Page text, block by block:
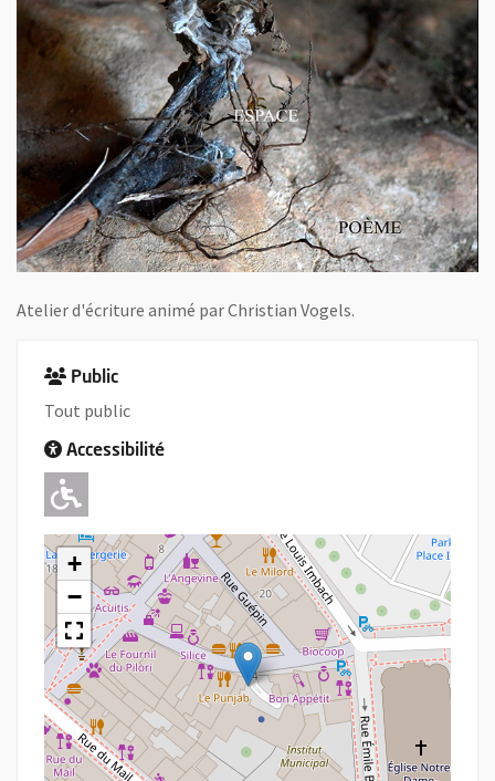
Atelier d'écriture animé par Christian Vogels.
Public
Tout public
Accessibilité
Adapté pour l'handicap Moteur
+
−